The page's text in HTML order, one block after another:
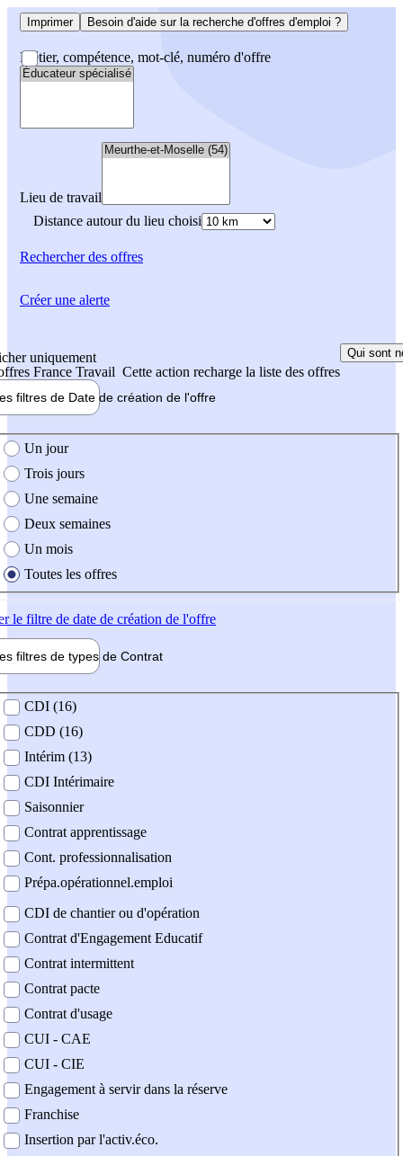
Imprimer Besoin d'aide sur la recherche d'offres d'emploi ?
Métier, compétence, mot-clé, numéro d'offre
Lieu de travail
Distance autour du lieu choisi
Rechercherdes offres
uniquement
France Travail Cette action recharge la liste des offres
Qui sont
filtres de Date de création de l'offre
création de l'offre
Un jour
Trois jours
Une semaine
Deux semaines
Un mois
Toutes les offres
le filtre de date de création de l'offre
filtres de types de Contrat
contrat
CDI (16)
CDD (16)
Intérim (13)
CDI Intérimaire
Saisonnier
Contrat apprentissage
Cont. professionnalisation
Prépa.opérationnel.emploi
CDI de chantier ou d'opération
Contrat d'Engagement Educatif
Contrat intermittent
Contrat pacte
Contrat d'usage
CUI - CAE
CUI - CIE
Engagement à servir dans la réserve
Franchise
Insertion par l'activ.éco.
Créer une alerte